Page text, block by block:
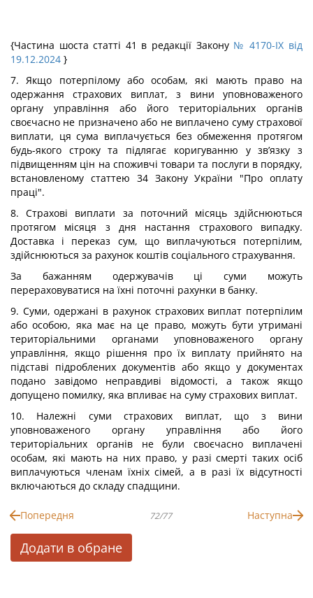
{Частина шоста статті 41 в редакції Закону № 4170-IX від
19.12.2024 }
7. Якщо потерпілому або особам, які мають право на
одержання страхових виплат, з вини уповноваженого
органу управління або його територіальних органів
своєчасно не призначено або не виплачено суму страхової
виплати, ця сума виплачується без обмеження протягом
будь-якого строку та підлягає коригуванню у зв’язку з
підвищенням цін на споживчі товари та послуги в порядку,
встановленому статтею 34 Закону України "Про оплату
праці".
8. Страхові виплати за поточний місяць здійснюються
протягом місяця з дня настання страхового випадку.
Доставка і переказ сум, що виплачуються потерпілим,
здійснюються за рахунок коштів соціального страхування.
За бажанням одержувачів ці суми можуть
перераховуватися на їхні поточні рахунки в банку.
9. Суми, одержані в рахунок страхових виплат потерпілим
або особою, яка має на це право, можуть бути утримані
територіальними органами уповноваженого органу
управління, якщо рішення про їх виплату прийнято на
підставі підроблених документів або якщо у документах
подано завідомо неправдиві відомості, а також якщо
допущено помилку, яка впливає на суму страхових виплат.
10. Належні суми страхових виплат, що з вини
уповноваженого органу управління або його
територіальних органів не були своєчасно виплачені
особам, які мають на них право, у разі смерті таких осіб
виплачуються членам їхніх сімей, а в разі їх відсутності
включаються до складу спадщини.
Попередня 72/77 Наступна
Додати в обране